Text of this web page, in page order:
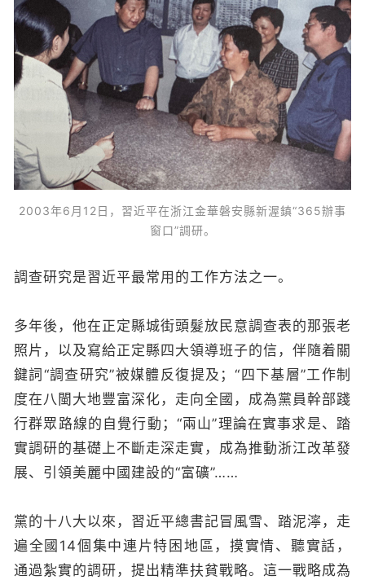
2003年6月12日，習近平在浙江金華磐安縣新渥鎮“365辦事
窗口”調研。
調查研究是習近平最常用的工作方法之一。
多年後，他在正定縣城街頭髮放民意調查表的那張老
照片，以及寫給正定縣四大領導班子的信，伴隨着關
鍵詞“調查研究”被媒體反復提及；“四下基層”工作制
度在八閩大地豐富深化，走向全國，成為黨員幹部踐
行群眾路線的自覺行動；“兩山”理論在實事求是、踏
實調研的基礎上不斷走深走實，成為推動浙江改革發
展、引領美麗中國建設的“富礦”……
黨的十八大以來，習近平總書記冒風雪、踏泥濘，走
遍全國14個集中連片特困地區，摸實情、聽實話，
通過紮實的調研，提出精準扶貧戰略。這一戰略成為